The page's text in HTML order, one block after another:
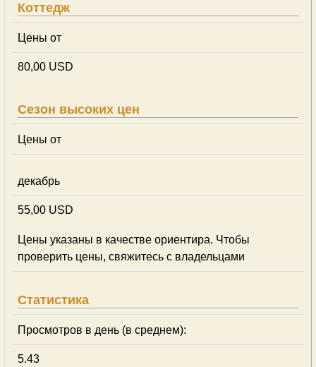
Коттедж
Цены от
80,00 USD
Сезон высоких цен
Цены от
декабрь
55,00 USD
Цены указаны в качестве ориентира. Чтобы
проверить цены, свяжитесь с владельцами
Статистика
Просмотров в день (в среднем):
5.43